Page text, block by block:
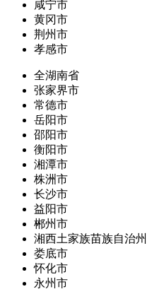
咸宁市
黄冈市
荆州市
孝感市
全湖南省
张家界市
常德市
岳阳市
邵阳市
衡阳市
湘潭市
株洲市
长沙市
益阳市
郴州市
湘西土家族苗族自治州
娄底市
怀化市
永州市